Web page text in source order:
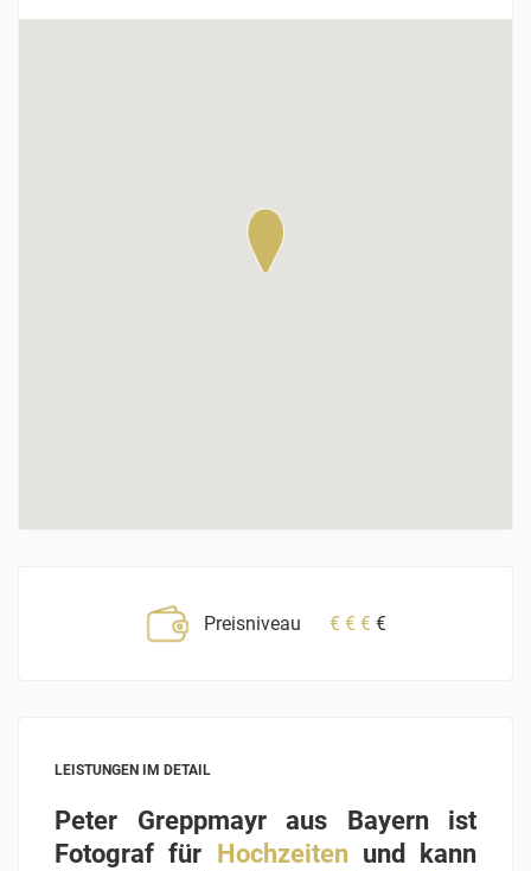
Preisniveau € € € €
LEISTUNGEN IM DETAIL
Peter Greppmayr aus Bayern ist
Fotograf für Hochzeitenund kann